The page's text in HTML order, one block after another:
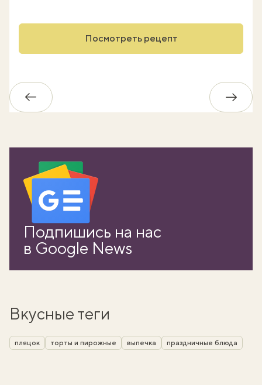
Посмотреть рецепт
Обратно
Подпишись на нас
в Google News
Вкусные теги
пляцок торты и пирожные выпечка праздничные блюда